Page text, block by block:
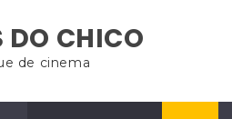
DO CHICO
de cinema